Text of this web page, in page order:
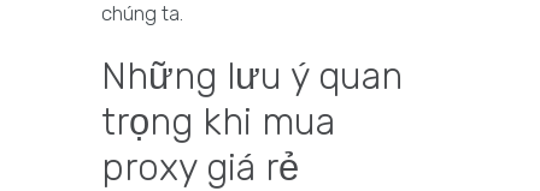
chúng ta.
Những lưu ý quan
trọng khi mua
proxy giá rẻ